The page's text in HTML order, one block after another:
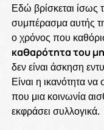
Εδώ βρίσκεται ίσως
συμπέρασμα αυτής
ο χρόνος που
καθαρότητα του
δεν είναι άσκηση
Είναι η ικανότητα
που μια κοινωνία
εκφράσει συλλογικά.